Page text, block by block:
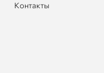
Контакты